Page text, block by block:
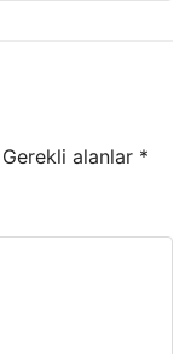
Gerekli alanlar *